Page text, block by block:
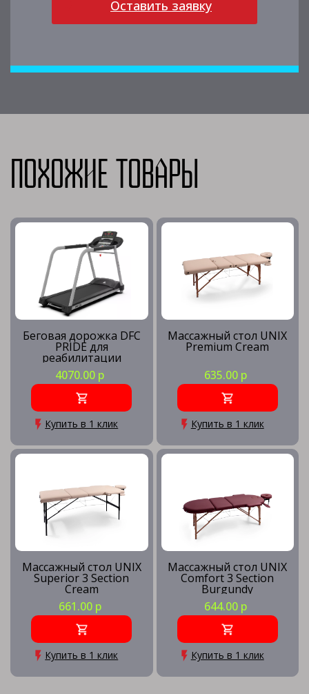
Оставить заявку
Похожие товары
Беговая дорожка DFC
PRIDE для
реабилитации
4070.00 р
Купить в 1 клик
Массажный стол UNIX
Premium Cream
635.00 р
Купить в 1 клик
Массажный стол UNIX
Superior 3 Section
Cream
661.00 р
Купить в 1 клик
Массажный стол UNIX
Comfort 3 Section
Burgundy
644.00 р
Купить в 1 клик